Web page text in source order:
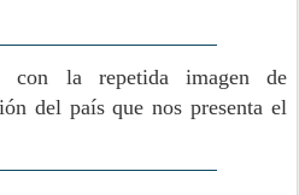
con la repetida imagen de
del país que nos presenta el